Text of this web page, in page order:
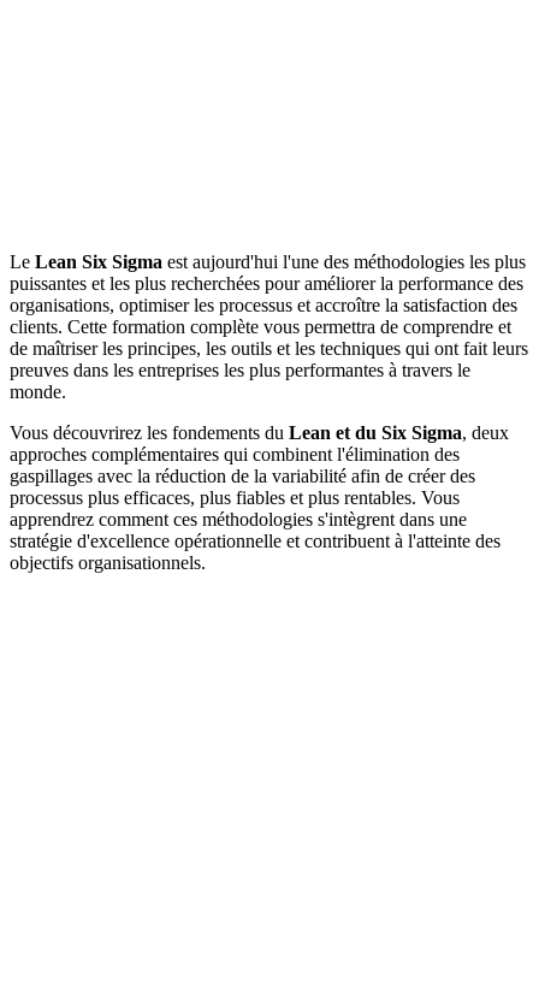
Le Lean Six Sigma est aujourd'hui l'une des méthodologies les plus
puissantes et les plus recherchées pour améliorer la performance des
organisations, optimiser les processus et accroître la satisfaction des
clients. Cette formation complète vous permettra de comprendre et
de maîtriser les principes, les outils et les techniques qui ont fait leurs
preuves dans les entreprises les plus performantes à travers le
monde.
Vous découvrirez les fondements du Lean et du Six Sigma, deux
approches complémentaires qui combinent l'élimination des
gaspillages avec la réduction de la variabilité afin de créer des
processus plus efficaces, plus fiables et plus rentables. Vous
apprendrez comment ces méthodologies s'intègrent dans une
stratégie d'excellence opérationnelle et contribuent à l'atteinte des
objectifs organisationnels.